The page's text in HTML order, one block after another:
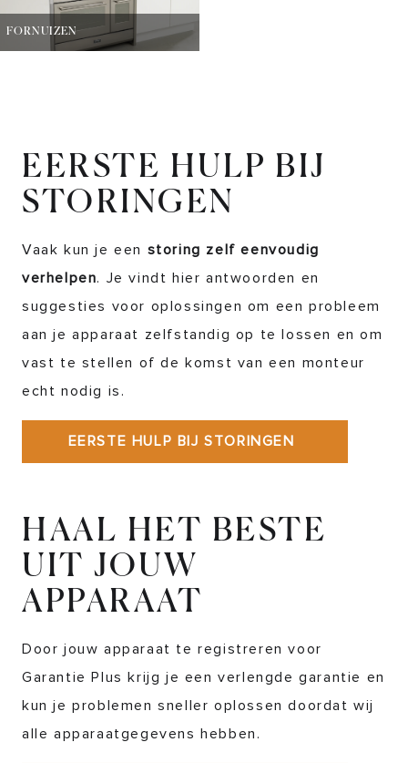
FORNUIZEN
EERSTE HULP BIJ
STORINGEN
Vaak kun je een storing zelf eenvoudig
verhelpen. Je vindt hier antwoorden en
suggesties voor oplossingen om een probleem
aan je apparaat zelfstandig op te lossen en om
vast te stellen of de komst van een monteur
echt nodig is.
EERSTE HULP BIJ STORINGEN
HAAL HET BESTE
UIT JOUW
APPARAAT
Door jouw apparaat te registreren voor
Garantie Plus krijg je een verlengde garantie en
kun je problemen sneller oplossen doordat wij
alle apparaatgegevens hebben.